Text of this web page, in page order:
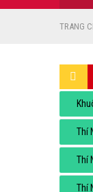
TRANG
Thí
Thí
Thí